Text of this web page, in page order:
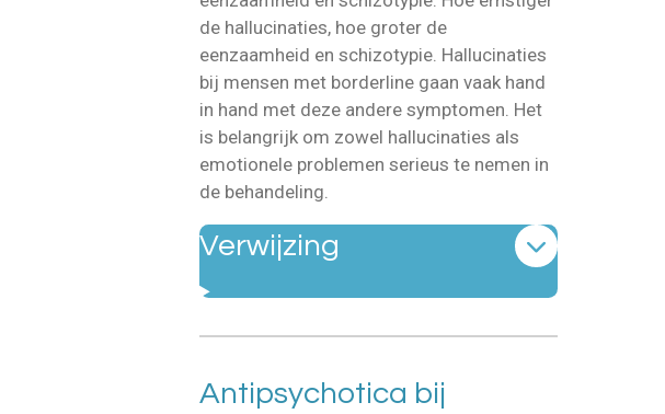
de hallucinaties, hoe groter de
eenzaamheid en schizotypie. Hallucinaties
bij mensen met borderline gaan vaak hand
in hand met deze andere symptomen. Het
is belangrijk om zowel hallucinaties als
emotionele problemen serieus te nemen in
de behandeling.
Verwijzing
Antipsychotica bij